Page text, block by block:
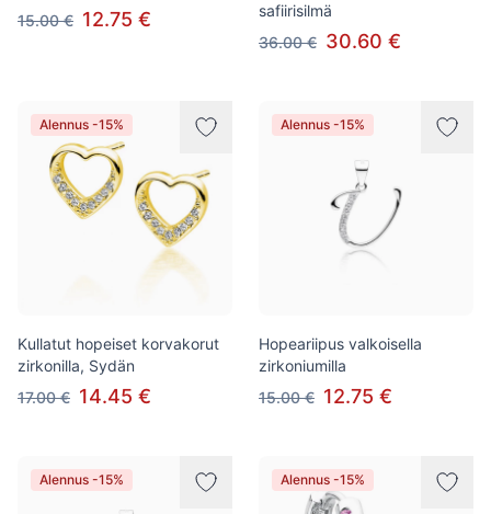
15.00 € 12.75 €
safiirisilmä
36.00 € 30.60 €
Alennus -15%
Kullatut hopeiset korvakorut
zirkonilla, Sydän
17.00 € 14.45 €
Alennus -15%
Hopeariipus valkoisella
zirkoniumilla
15.00 € 12.75 €
Alennus -15% Alennus -15%